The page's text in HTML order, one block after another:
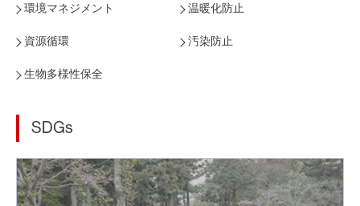
環境マネジメント 温暖化防止
資源循環 汚染防止
生物多様性保全
SDGs